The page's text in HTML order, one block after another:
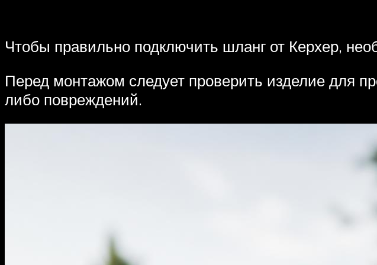
Чтобы правильно подключить шланг от Керхер,
Перед монтажом следует проверить изделие для
либо повреждений.